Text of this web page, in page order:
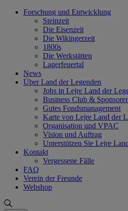
Skip
Forschung und Entwicklung
Steinzeit
Die Eisenzeit
Die Wikingerzeit
1800s
Die Werkstätten
Lagerfeuertal
News
Über Land der Legenden
Jobs in Lejre Land der
Business Club &
Gutes Fondsmanagement
Karte von Lejre Land der
Organisation und VPAC
Vision und Auftrag
Unterstützen Sie Lejre
Kontakt
Vergessene Fälle
FAQ
Verein der Freunde
Webshop